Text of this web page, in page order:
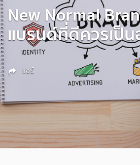
New Normal
แบรนด์ที่ดีควรเป็น
แชร์